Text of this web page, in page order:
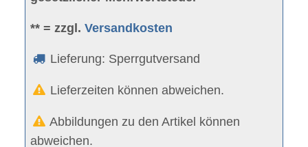
** = zzgl.Versandkosten
Lieferung: Sperrgutversand
Lieferzeiten können abweichen.
Abbildungen zu den Artikel können
abweichen.